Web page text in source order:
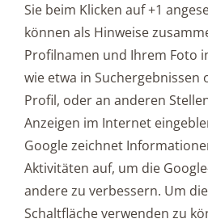
Sie beim Klicken auf +1
können als Hinweise
Profilnamen und Ihrem Foto
wie etwa in Suchergebnissen
Profil, oder an anderen
Anzeigen im Internet
Google zeichnet
Aktivitäten auf, um die
andere zu verbessern. Um
Schaltfläche verwenden zu